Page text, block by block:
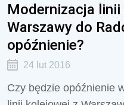
Modernizacja
Warszawy do
opóźnienie?
24 lut 2016
Czy będzie opóźnienie